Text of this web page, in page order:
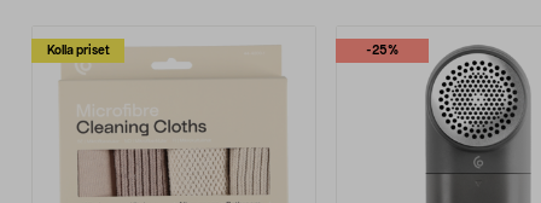
Kolla priset -25%